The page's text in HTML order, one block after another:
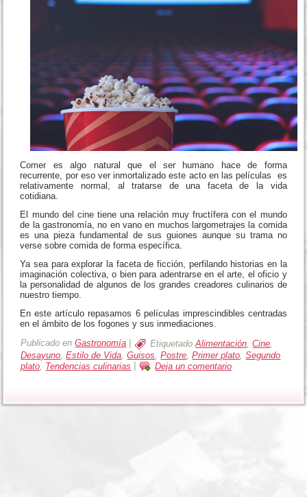
Comer es algo natural que el ser humano hace de forma
recurrente, por eso ver inmortalizado este acto en las películas es
relativamente normal, al tratarse de una faceta de la vida
cotidiana.
El mundo del cine tiene una relación muy fructífera con el mundo
de la gastronomía, no en vano en muchos largometrajes la comida
es una pieza fundamental de sus guiones aunque su trama no
verse sobre comida de forma específica.
Ya sea para explorar la faceta de ficción, perfilando historias en la
imaginación colectiva, o bien para adentrarse en el arte, el oficio y
la personalidad de algunos de los grandes creadores culinarios de
nuestro tiempo.
En este artículo repasamos 6 películas imprescindibles centradas
en el ámbito de los fogones y sus inmediaciones.
Publicado en Gastronomía Etiquetado Alimentación ,Cine
Desayuno,Estilo de Vida,Guisos,Postre,Primer plato,Segundo
plato Tendencias culinarias Deja un comentario